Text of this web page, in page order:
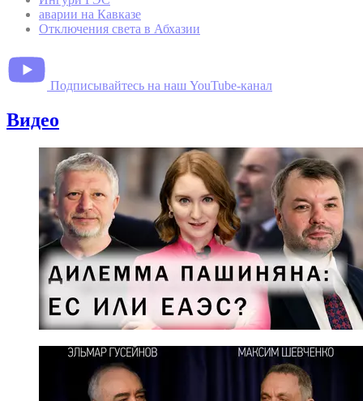
аварии на Кавказе
Отключения света в Абхазии
Подписывайтесь на наш YouTube-канал
Видео